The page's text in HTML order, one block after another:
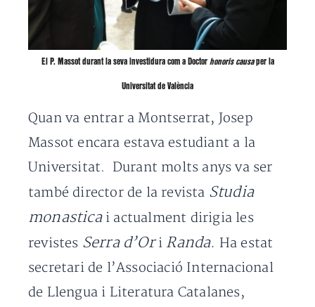
El P. Massot durant la seva investidura com a Doctor honoris causaper la
Universitat de València
Quan va entrar a Montserrat, Josep
Massot encara estava estudiant a la
Universitat. Durant molts anys va ser
també director de la revista Studia
monasticai actualment dirigia les
revistes Serra d’Ori Randa. Ha estat
secretari de l’Associació Internacional
de Llengua i Literatura Catalanes,